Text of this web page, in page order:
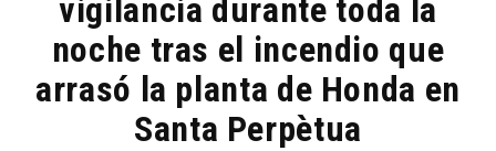
vigilancia durante toda la
noche tras el incendio que
arrasó la planta de Honda en
Santa Perpètua